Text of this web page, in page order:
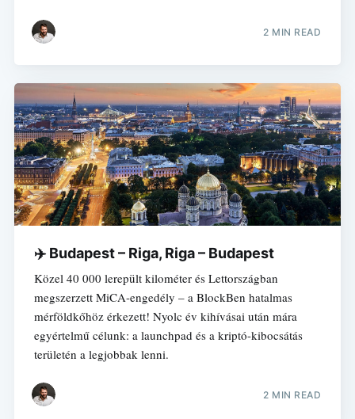
2 MIN READ
✈️ Budapest – Riga, Riga – Budapest
Közel 40 000 lerepült kilométer és Lettországban
megszerzett MiCA-engedély – a BlockBen hatalmas
mérföldkőhöz érkezett! Nyolc év kihívásai után mára
egyértelmű célunk: a launchpad és a kriptó-kibocsátás
területén a legjobbak lenni.
2 MIN READ